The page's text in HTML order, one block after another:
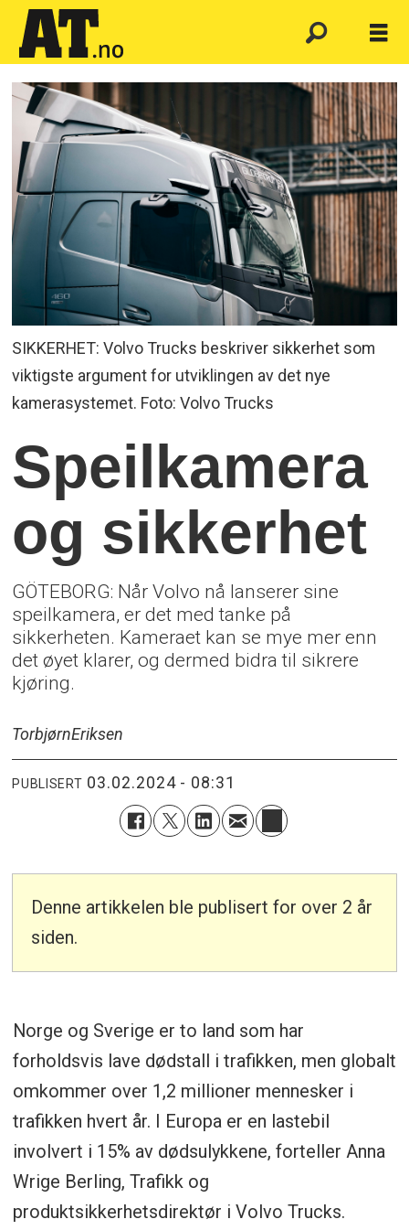
SIKKERHET: Volvo Trucks beskriver sikkerhet som
viktigste argument for utviklingen av det nye
kamerasystemet. Foto: Volvo Trucks
Speilkamera
og sikkerhet
GÖTEBORG: Når Volvo nå lanserer sine
speilkamera, er det med tanke på
sikkerheten. Kameraet kan se mye mer enn
det øyet klarer, og dermed bidra til sikrere
kjøring.
TorbjørnEriksen
PUBLISERT 03.02.2024 - 08:31
Denne artikkelen ble publisert for over 2 år
siden.
Norge og Sverige er to land som har
forholdsvis lave dødstall i trafikken, men globalt
omkommer over 1,2 millioner mennesker i
trafikken hvert år. I Europa er en lastebil
involvert i 15% av dødsulykkene, forteller Anna
Wrige Berling, Trafikk og
produktsikkerhetsdirektør i Volvo Trucks.